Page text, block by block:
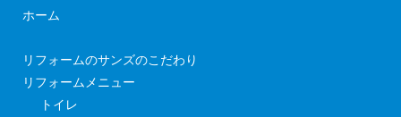
ホーム
リフォームのサンズのこだわり
リフォームメニュー
トイレ